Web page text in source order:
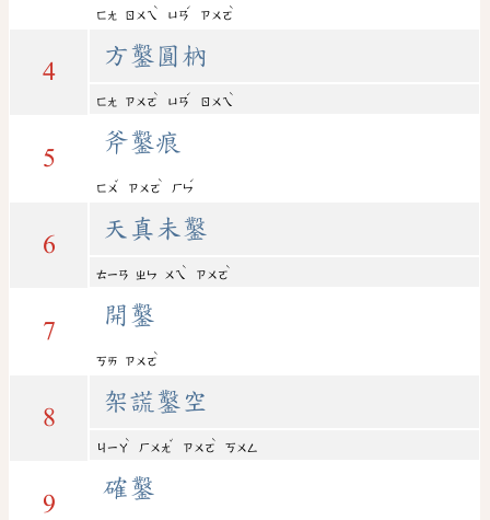
ㄈㄤ ㄖㄨㄟ
ˋ
ㄩㄢ
ˊ
ㄗㄨㄛ
ˋ
4
方鑿圓枘
ㄈㄤ ㄗㄨㄛ
ˋ
ㄩㄢ
ˊ
ㄖㄨㄟ
ˋ
5
斧鑿痕
ㄈㄨ
ˇ
ㄗㄨㄛ
ˋ
ㄏㄣ
ˊ
6
天真未鑿
ㄊㄧㄢ ㄓㄣ ㄨㄟ
ˋ
ㄗㄨㄛ
ˋ
7
開鑿
ㄎㄞ ㄗㄨㄛ
ˋ
8
架謊鑿空
ㄐㄧㄚ
ˋ
ㄏㄨㄤ
ˇ
ㄗㄨㄛ
ˋ
ㄎㄨㄥ
9
確鑿